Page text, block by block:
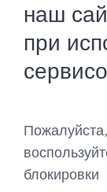
наш
при
блокировки